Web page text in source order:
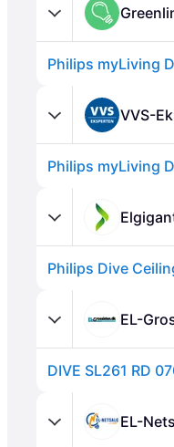
Philips myLiving
VVS-
Philips myLiving
Philips Dive
EL-
DIVE SL261 RD
EL-